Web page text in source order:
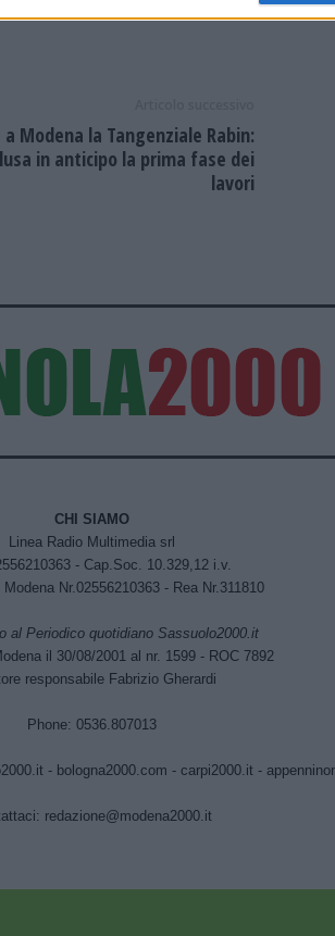
a Modena la Tangenziale Rabin:
in anticipo la prima fase dei
lavori
CHI SIAMO
Linea Radio Multimedia srl
- Cap.Soc. 10.329,12 i.v.
Nr.02556210363 - Rea Nr.311810
al Periodico quotidiano Sassuolo2000.it
il 30/08/2001 al nr. 1599 - ROC 7892
responsabile Fabrizio Gherardi
Phone: 0536.807013
- bologna2000.com - carpi2000.it-
redazione@modena2000.it